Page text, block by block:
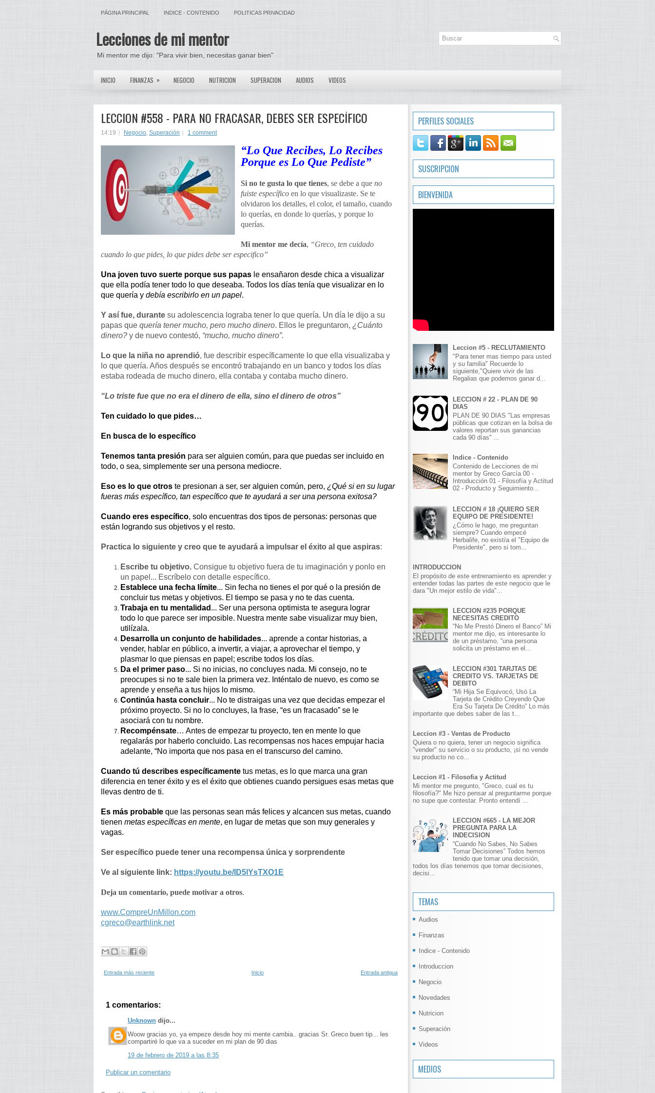
PÁGINA PRINCIPAL INDICE - CONTENIDO POLITICAS PRIVACIDAD
Lecciones de mi mentor
Mi mentor me dijo: "Para vivir bien, necesitas ganar bien"
INICIO FINANZAS » NEGOCIO NUTRICION SUPERACION AUDIOS VIDEOS
LECCION #558 - PARA NO FRACASAR, DEBES SER ESPECÍFICO
14:19 Negocio, Superación 1 comment
“Lo Que Recibes, Lo Recibes
Porque es Lo Que Pediste”
Si no te gusta lo que tienes, se debe a que no
fuiste específico en lo que visualizaste. Se te
olvidaron los detalles, el color, el tamaño, cuando
lo querías, en donde lo querías, y porque lo
querías.
Mi mentor me decía, “Greco, ten cuidado
cuando lo que pides, lo que pides debe ser especifico”
Una joven tuvo suerte porque sus papas le ensañaron desde chica a visualizar
que ella podía tener todo lo que deseaba. Todos los días tenía que visualizar en lo
que quería y debía escribirlo en un papel.
Y así fue, durante su adolescencia lograba tener lo que quería. Un día le dijo a su
papas que quería tener mucho, pero mucho dinero. Ellos le preguntaron, ¿Cuánto
dinero? y de nuevo contestó, “mucho, mucho dinero”.
Lo que la niña no aprendió, fue describir específicamente lo que ella visualizaba y
lo que quería. Años después se encontró trabajando en un banco y todos los días
estaba rodeada de mucho dinero, ella contaba y contaba mucho dinero.
“Lo triste fue que no era el dinero de ella, sino el dinero de otros”
Ten cuidado lo que pides…
En busca de lo específico
Tenemos tanta presión para ser alguien común, para que puedas ser incluido en
todo, o sea, simplemente ser una persona mediocre.
Eso es lo que otros te presionan a ser, ser alguien común, pero, ¿Qué si en su lugar
fueras más específico, tan específico que te ayudará a ser una persona exitosa?
Cuando eres específico, solo encuentras dos tipos de personas: personas que
están logrando sus objetivos y el resto.
Practica lo siguiente y creo que te ayudará a impulsar el éxito al que aspiras:
Escribe tu objetivo. Consigue tu objetivo fuera de tu imaginación y ponlo en
un papel... Escríbelo con detalle específico.
Establece una fecha límite... Sin fecha no tienes el por qué o la presión de
concluir tus metas y objetivos. El tiempo se pasa y no te das cuenta.
Trabaja en tu mentalidad ... Ser una persona optimista te asegura lograr
todo lo que parece ser imposible. Nuestra mente sabe visualizar muy bien,
utilízala.
Desarrolla un conjunto de habilidades... aprende a contar historias, a
vender, hablar en público, a invertir, a viajar, a aprovechar el tiempo, y
plasmar lo que piensas en papel; escribe todos los días.
Da el primer paso... Si no inicias, no concluyes nada. Mi consejo, no te
preocupes si no te sale bien la primera vez. Inténtalo de nuevo, es como se
aprende y enseña a tus hijos lo mismo.
Continúa hasta concluir... No te distraigas una vez que decidas empezar el
próximo proyecto. Si no lo concluyes, la frase, “es un fracasado” se le
asociará con tu nombre.
Recompénsate… Antes de empezar tu proyecto, ten en mente lo que
regalarás por haberlo concluido. Las recompensas nos haces empujar hacia
adelante, “No importa que nos pasa en el transcurso del camino.
Cuando tú describes específicamente tus metas, es lo que marca una gran
diferencia en tener éxito y es el éxito que obtienes cuando persigues esas metas que
llevas dentro de ti.
Es más probable que las personas sean más felices y alcancen sus metas, cuando
tienen metas específicas en mente, en lugar de metas que son muy generales y
vagas.
Ser específico puede tener una recompensa única y sorprendente
Ve al siguiente link: https://youtu.be/ID5lYsTXO1E
Deja un comentario, puede motivar a otros.
www.CompreUnMillon.com
cgreco@earthlink.net
Entrada más reciente Entrada antigua
Inicio
1 comentarios:
Unknown dijo...
Woow gracias yo, ya empeze desde hoy mi mente cambia.. gracias Sr. Greco buen tip... les
compartiré lo que va a suceder en mi plan de 90 dias
19 de febrero de 2019 a las 8:35
Publicar un comentario
PERFILES SOCIALES
SUSCRIPCION
BIENVENIDA
Leccion #5 - RECLUTAMIENTO
"Para tener mas tiempo para usted
y su familia" Recuerde lo
siguiente,"Quiere vivir de las
Regalias que podemos ganar d...
LECCION # 22 - PLAN DE 90
DIAS
PLAN DE 90 DIAS "Las empresas
públicas que cotizan en la bolsa de
valores reportan sus ganancias
cada 90 días" ...
Indice - Contenido
Contenido de Lecciones de mi
mentor by Greco García 00 -
Introducción 01 - Filosofía y Actitud
02 - Producto y Seguimiento...
LECCION # 18 ¡QUIERO SER
EQUIPO DE PRESIDENTE!
¿Cómo le hago, me preguntan
siempre? Cuando empecé
Herbalife, no existía el "Equipo de
Presidente", pero si tom...
INTRODUCCION
El propósito de este entrenamiento es aprender y
entender todas las partes de este negocio que le
dara "Un mejor estilo de vida"...
LECCION #235 PORQUE
NECESITAS CREDITO
“No Me Prestó Dinero el Banco” Mi
mentor me dijo, es interesante lo
de un préstamo, “una persona
solicita un préstamo en el...
LECCION #301 TARJTAS DE
CREDITO VS. TARJETAS DE
DEBITO
“Mi Hija Se Equivocó, Usó La
Tarjeta de Crédito Creyendo Que
Era Su Tarjeta De Crédito” Lo más
importante que debes saber de las t...
Leccion #3 - Ventas de Producto
Quiera o no quiera, tener un negocio significa
"vender" su servicio o su producto, ¡si no vende
su producto no co...
Leccion #1 - Filosofia y Actitud
Mi mentor me pregunto, "Greco, cual es tu
filosofía?" Me hizo pensar al preguntarme porque
no supe que contestar. Pronto entendí ...
LECCION #665 - LA MEJOR
PREGUNTA PARA LA
INDECISION
“Cuando No Sabes, No Sabes
Tomar Decisiones” Todos hemos
tenido que tomar una decisión,
todos los días tenemos que tomar decisiones,
decisi...
TEMAS
Audios
Finanzas
Indice - Contenido
Introduccion
Negocio
Novedades
Nutricion
Superación
Videos
MEDIOS